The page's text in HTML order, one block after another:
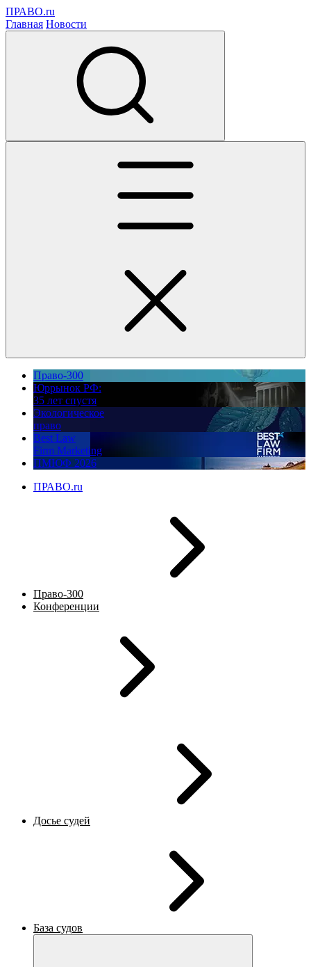
ПРАВО.ru
Главная Новости
Право-300
Юррынок РФ:
35 лет спустя
Экологическое
право
Best Law
Firm Marketing
ПМЮФ 2026
ПРАВО.ru
Право-300
Конференции
Досье судей
База судов